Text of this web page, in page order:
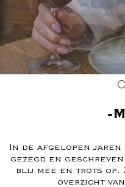
In de afgelopen jaren
gezegd en
blij mee en trots op.
overzicht